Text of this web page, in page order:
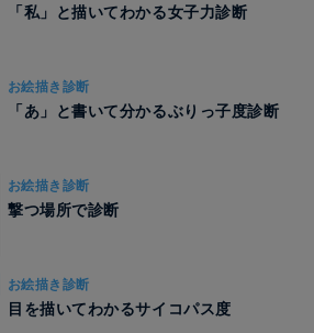
「私」と描いてわかる女子力診断
お絵描き診断
「あ」と書いて分かるぶりっ子度診断
お絵描き診断
撃つ場所で診断
お絵描き診断
目を描いてわかるサイコパス度